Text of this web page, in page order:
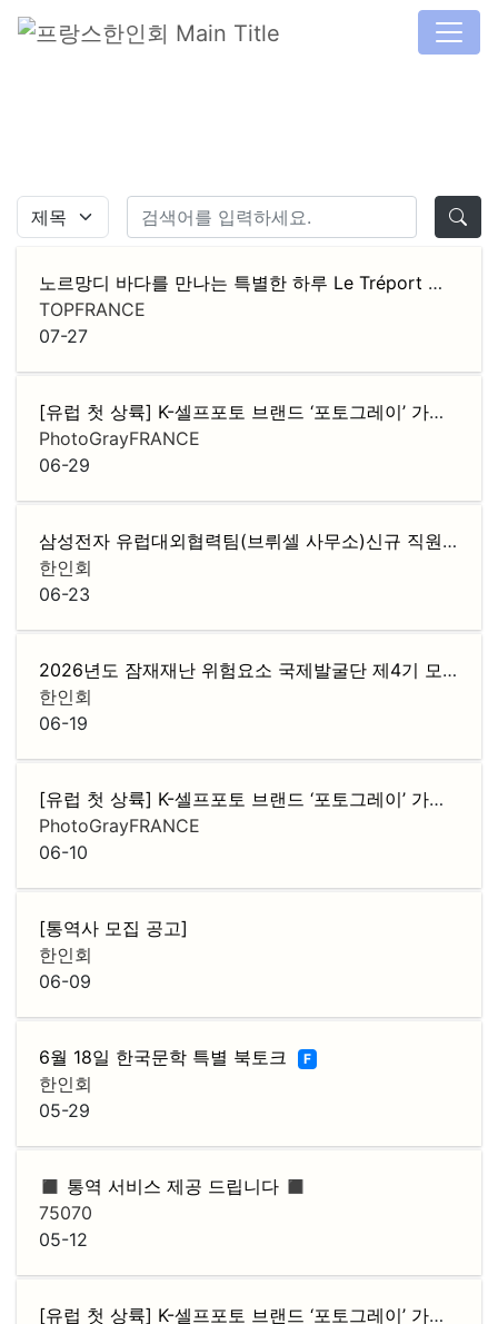
노르망디 바다를 만나는 특별한 하루 Le Tréport 당일치기 버스 투어
TOPFRANCE
07-27
[유럽 첫 상륙] K-셀프포토 브랜드 ‘포토그레이’ 가맹점주 모집
PhotoGrayFRANCE
06-29
삼성전자 유럽대외협력팀(브뤼셀 사무소)신규 직원 채용
한인회
06-23
2026년도 잠재재난 위험요소 국제발굴단 제4기 모집
한인회
06-19
[유럽 첫 상륙] K-셀프포토 브랜드 ‘포토그레이’ 가맹점주 모집
PhotoGrayFRANCE
06-10
[통역사 모집 공고]
한인회
06-09
6월 18일 한국문학 특별 북토크 F
한인회
05-29
◼️ 통역 서비스 제공 드립니다 ◼️
75070
05-12
[유럽 첫 상륙] K-셀프포토 브랜드 ‘포토그레이’ 가맹점주 모집